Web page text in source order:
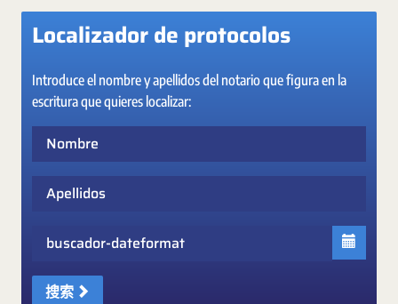
Localizador de protocolos
Introduce el nombre y apellidos del notario que figura en la
escritura que quieres localizar:
Apellidos
Fecha
搜索